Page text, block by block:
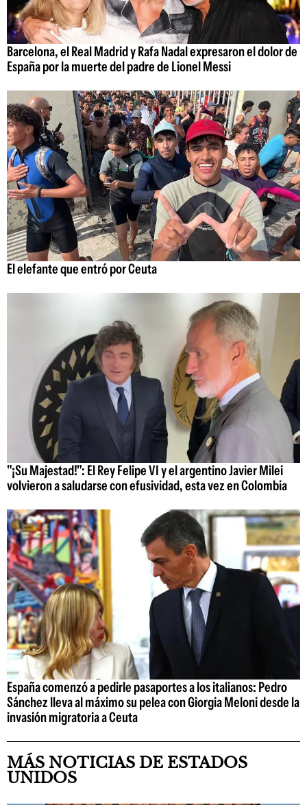
Barcelona, el Real Madrid y Rafa Nadal expresaron el dolor de
España por la muerte del padre de Lionel Messi
El elefante que entró por Ceuta
"¡Su Majestad!": El Rey Felipe VI y el argentino Javier Milei
volvieron a saludarse con efusividad, esta vez en Colombia
España comenzó a pedirle pasaportes a los italianos: Pedro
Sánchez lleva al máximo su pelea con Giorgia Meloni desde la
invasión migratoria a Ceuta
MÁS NOTICIAS DE ESTADOS
UNIDOS